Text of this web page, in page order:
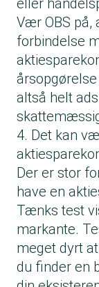
eller
Vær OBS på,
forbindelse
altså helt
4. Det kan
Der er stor
have en
Tænks test
markante.
meget dyrt
du finder en